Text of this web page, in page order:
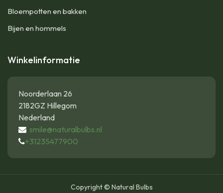
Bloempotten en bakken
Bijen en hommels
Winkelinformatie
Noorderlaan 26
2182GZ Hillegom
Nederland
smile@naturalbulbs.nl
+31235477900
Copyright © Natural Bulbs